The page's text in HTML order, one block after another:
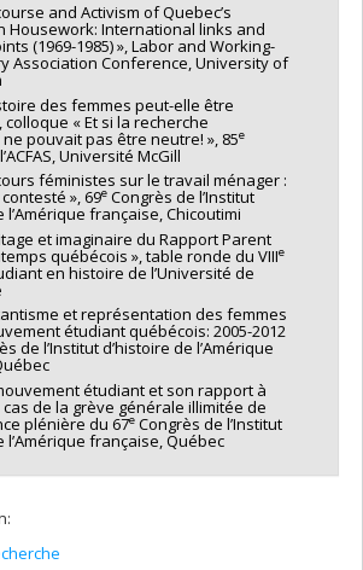
and Activism of Quebec’s
Housework: International links and
(1969-1985) », Labor and Working-
Association Conference, University of
des femmes peut-elle être
colloque « Et si la recherche
pouvait pas être neutre! », 85e
Université McGill
féministes sur le travail ménager :
», 69e Congrès de l’Institut
l’Amérique française, Chicoutimi
et imaginaire du Rapport Parent
québécois », table ronde du VIIIe
en histoire de l’Université de
et représentation des femmes
étudiant québécois: 2005-2012
de l’Institut d’histoire de l’Amérique
étudiant et son rapport à
cas de la grève générale illimitée de
plénière du 67e Congrès de l’Institut
l’Amérique française, Québec